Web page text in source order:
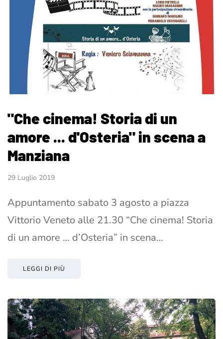
"Che cinema! Storia di un
amore ... d'Osteria" in scena a
Manziana
29 Luglio 2019
Appuntamento sabato 3 agosto a piazza
Vittorio Veneto alle 21.30 “Che cinema! Storia
di un amore … d’Osteria” in scena…
LEGGI DI PIÙ